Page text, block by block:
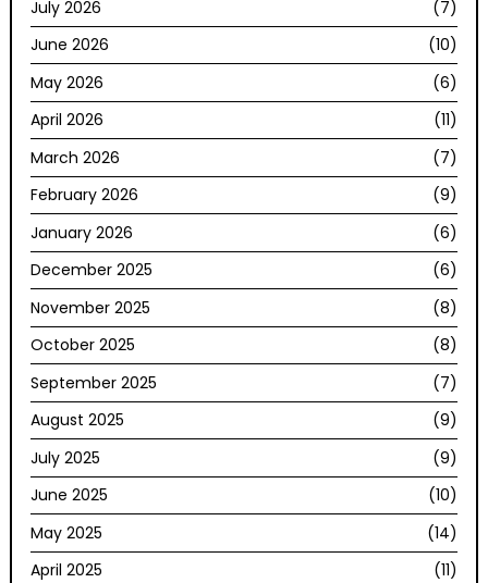
July 2026
(7)
June 2026
(10)
May 2026
(6)
April 2026
(11)
March 2026
(7)
February 2026
(9)
January 2026
(6)
December 2025
(6)
November 2025
(8)
October 2025
(8)
September 2025
(7)
August 2025
(9)
July 2025
(9)
June 2025
(10)
May 2025
(14)
April 2025
(11)